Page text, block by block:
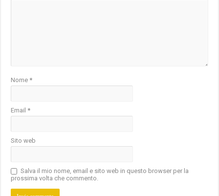
Nome*
Email*
Sito web
Salva il mio nome, email e sito web in questo browser per la
prossima volta che commento.